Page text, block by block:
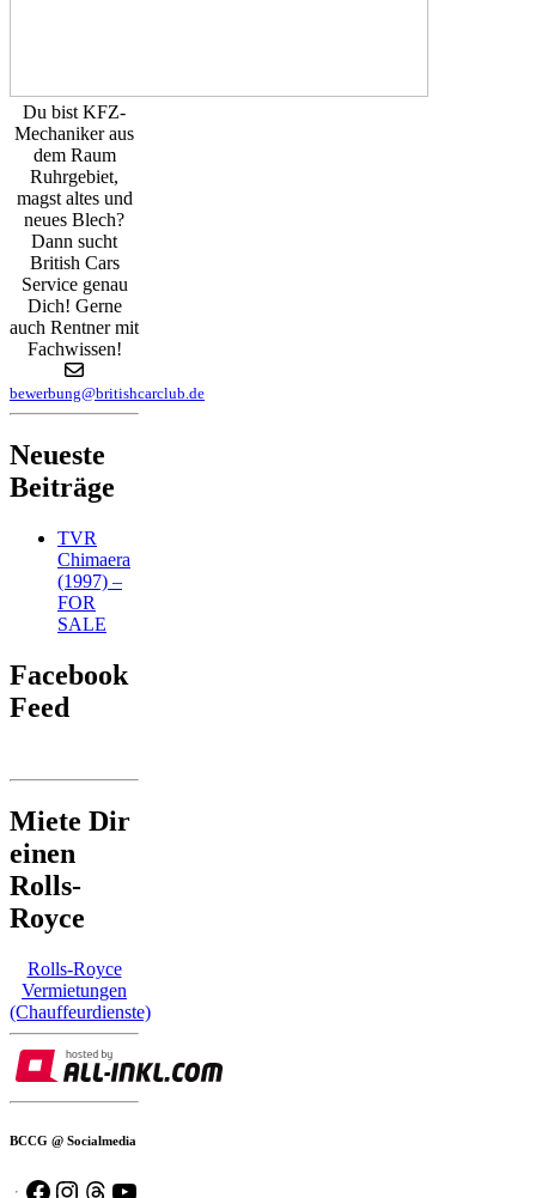
Du bist KFZ-
Mechaniker aus
dem Raum
Ruhrgebiet,
magst altes und
neues Blech?
Dann sucht
British Cars
Service genau
Dich! Gerne
auch Rentner mit
Fachwissen!
bewerbung@britishcarclub.de
Neueste
Beiträge
TVR
Chimaera
(1997) –
FOR
SALE
Facebook
Feed
Miete Dir
einen
Rolls-
Royce
Rolls-Royce
Vermietungen
(Chauffeurdienste)
BCCG @ Socialmedia
Facebook
Instagram
Threads
YouTube